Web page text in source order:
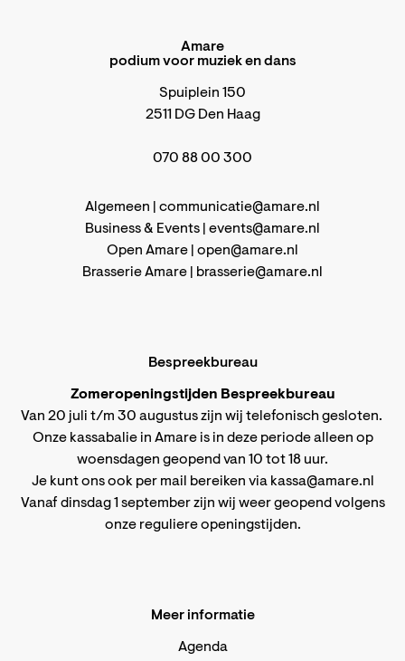
Amare
podium voor muziek en dans
Spuiplein 150
2511 DG Den Haag
070 88 00 300
Algemeen | communicatie@amare.nl
Business & Events | events@amare.nl
Open Amare | open@amare.nl
Brasserie Amare |
brasserie@amare.nl
Bespreekbureau
Zomeropeningstijden Bespreekbureau
Van 20 juli t/m 30 augustus zijn wij telefonisch gesloten.
Onze kassabalie in Amare is in deze periode alleen op
woensdagen geopend van 10 tot 18 uur.
Je kunt ons ook per mail bereiken via kassa@amare.nl
Vanaf dinsdag 1 september zijn wij weer geopend volgens
onze reguliere openingstijden.
Meer informatie
Agenda